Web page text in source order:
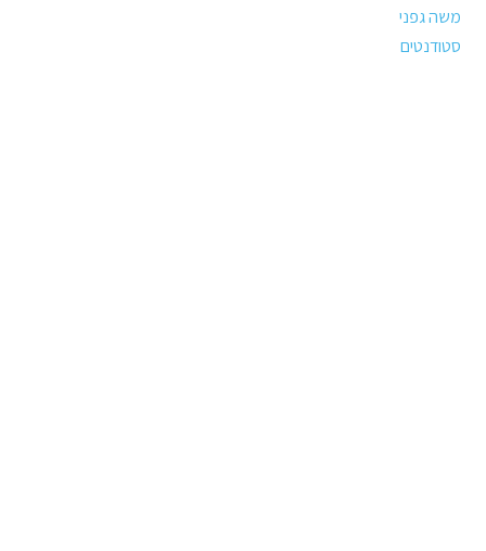
משה גפני
סטודנטים